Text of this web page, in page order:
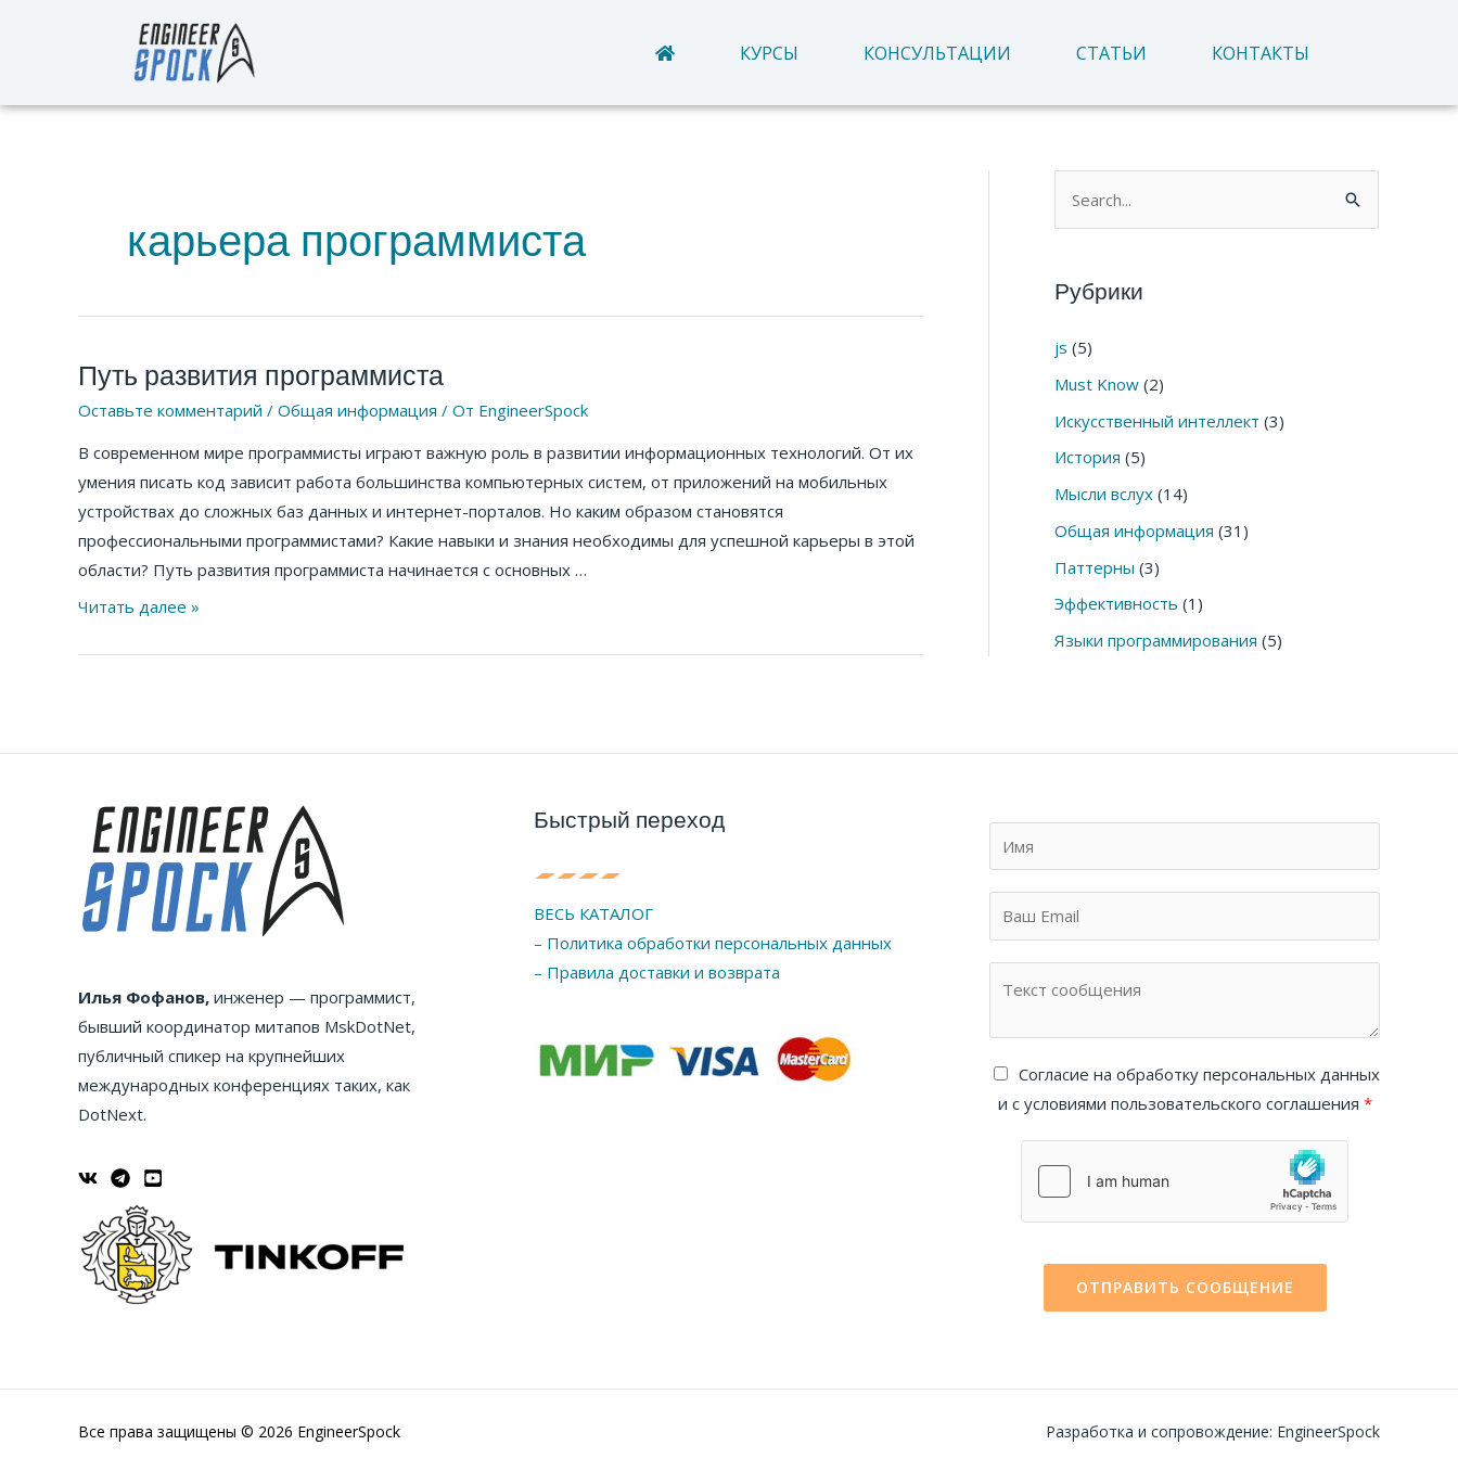
КУРСЫ КОНСУЛЬТАЦИИ СТАТЬИ КОНТАКТЫ
карьера программиста
Путь развития программиста
Оставьте комментарий / Общая информация / От EngineerSpock
В современном мире программисты играют важную роль в развитии информационных технологий. От их
умения писать код зависит работа большинства компьютерных систем, от приложений на мобильных
устройствах до сложных баз данных и интернет-порталов. Но каким образом становятся
профессиональными программистами? Какие навыки и знания необходимы для успешной карьеры в этой
области? Путь развития программиста начинается с основных …
Путь
Читать далее »
сРубрики
js (5)
Must Know (2)
Искусственный интеллект (3)
История (5)
Мысли вслух (14)
Общая информация (31)
Паттерны (3)
Эффективность (1)
Языки программирования (5)
Илья Фофанов, инженер — программист,
бывший координатор митапов MskDotNet,
публичный спикер на крупнейших
международных конференциях таких, как
DotNext.
Быстрый переход
ВЕСЬ КАТАЛОГ
– Политика обработки персональных данных
– Правила доставки и возврата
Cогласие на обработку персональных данных
и с условиями пользовательского соглашения *
ОТПРАВИТЬ СООБЩЕНИЕ
Все права защищены © 2026 EngineerSpock Разработка и сопровождение: EngineerSpock